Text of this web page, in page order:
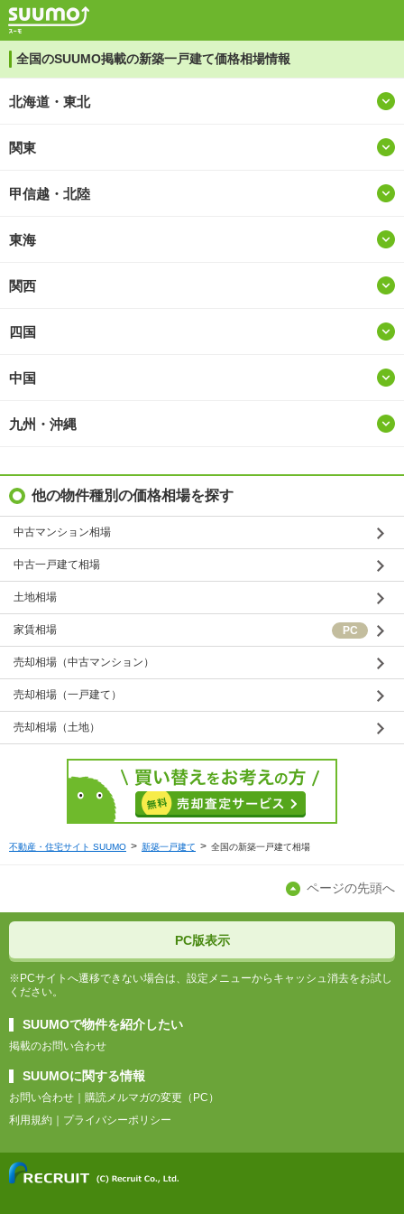
全国のSUUMO掲載の新築一戸建て価格相場情報
北海道・東北
関東
甲信越・北陸
東海
関西
四国
中国
九州・沖縄
他の物件種別の価格相場を探す
中古マンション相場
中古一戸建て相場
土地相場
家賃相場
売却相場（中古マンション）
売却相場（一戸建て）
売却相場（土地）
不動産・住宅サイト SUUMO 新築一戸建て 全国の新築一戸建て相場
ページの先頭へ
PC版表示
※PCサイトへ遷移できない場合は、設定メニューからキャッシュ消去をお試し
ください。
SUUMOで物件を紹介したい
掲載のお問い合わせ
SUUMOに関する情報
お問い合わせ
購読メルマガの変更（PC）
利用規約
プライバシーポリシー